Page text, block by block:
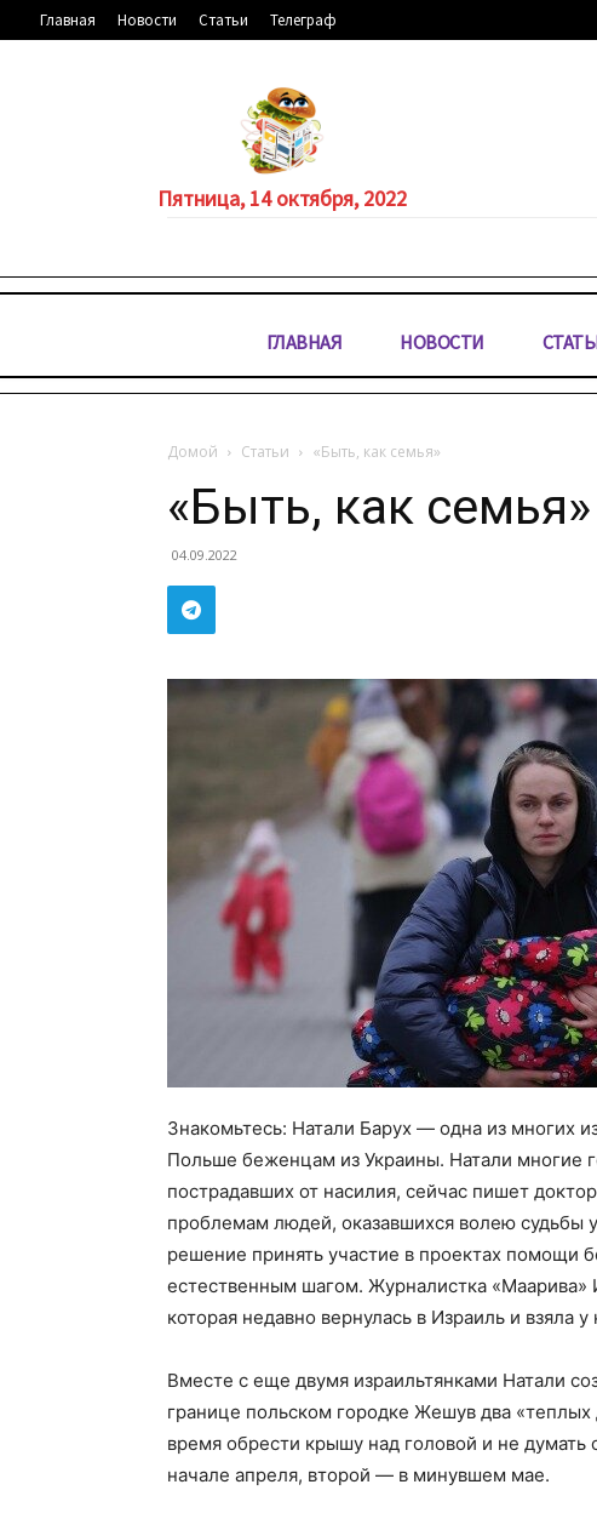
Главная Новости Статьи Телеграф
Пятница, 14 октября, 2022
ГЛАВНАЯ НОВОСТИ
Домой Статьи «Быть, как семья»
«Быть, как семья»
04.09.2022
Знакомьтесь: Натали Барух — одна из многих
Польше беженцам из Украины. Натали многие
пострадавших от насилия, сейчас пишет
проблемам людей, оказавшихся волею судьбы
решение принять участие в проектах помощи
естественным шагом. Журналистка «Маарива»
которая недавно вернулась в Израиль и взяла
Вместе с еще двумя израильтянками Натали
границе польском городке Жешув два
время обрести крышу над головой и не
начале апреля, второй — в минувшем мае.